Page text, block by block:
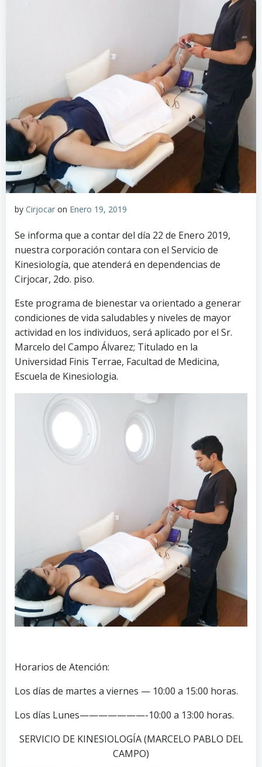
by Cirjocar on Enero 19, 2019
Se informa que a contar del día 22 de Enero 2019,
nuestra corporación contara con el Servicio de
Kinesiología, que atenderá en dependencias de
Cirjocar, 2do. piso.
Este programa de bienestar va orientado a generar
condiciones de vida saludables y niveles de mayor
actividad en los individuos, será aplicado por el Sr.
Marcelo del Campo Álvarez; Titulado en la
Universidad Finis Terrae, Facultad de Medicina,
Escuela de Kinesiologia.
Horarios de Atención:
Los días de martes a viernes — 10:00 a 15:00 horas.
Los días Lunes———————-10:00 a 13:00 horas.
SERVICIO DE KINESIOLOGÍA (MARCELO PABLO DEL
CAMPO)